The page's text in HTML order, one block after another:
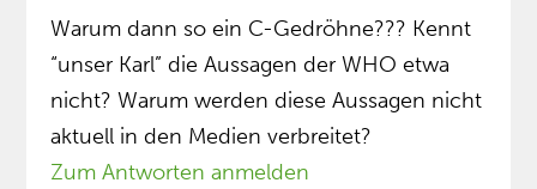
Warum dann so ein C-Gedröhne??? Kennt
“unser Karl” die Aussagen der WHO etwa
nicht? Warum werden diese Aussagen nicht
aktuell in den Medien verbreitet?
Zum Antworten anmelden